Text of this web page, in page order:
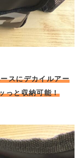
スにデカイルアー
っと収納可能！